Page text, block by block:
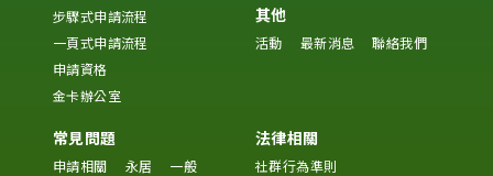
步驟式申請流程
一頁式申請流程
申請資格
金卡辦公室
其他
活動 最新消息 聯絡我們
常見問題
申請相關 永居
一般
法律相關
社群行為準則